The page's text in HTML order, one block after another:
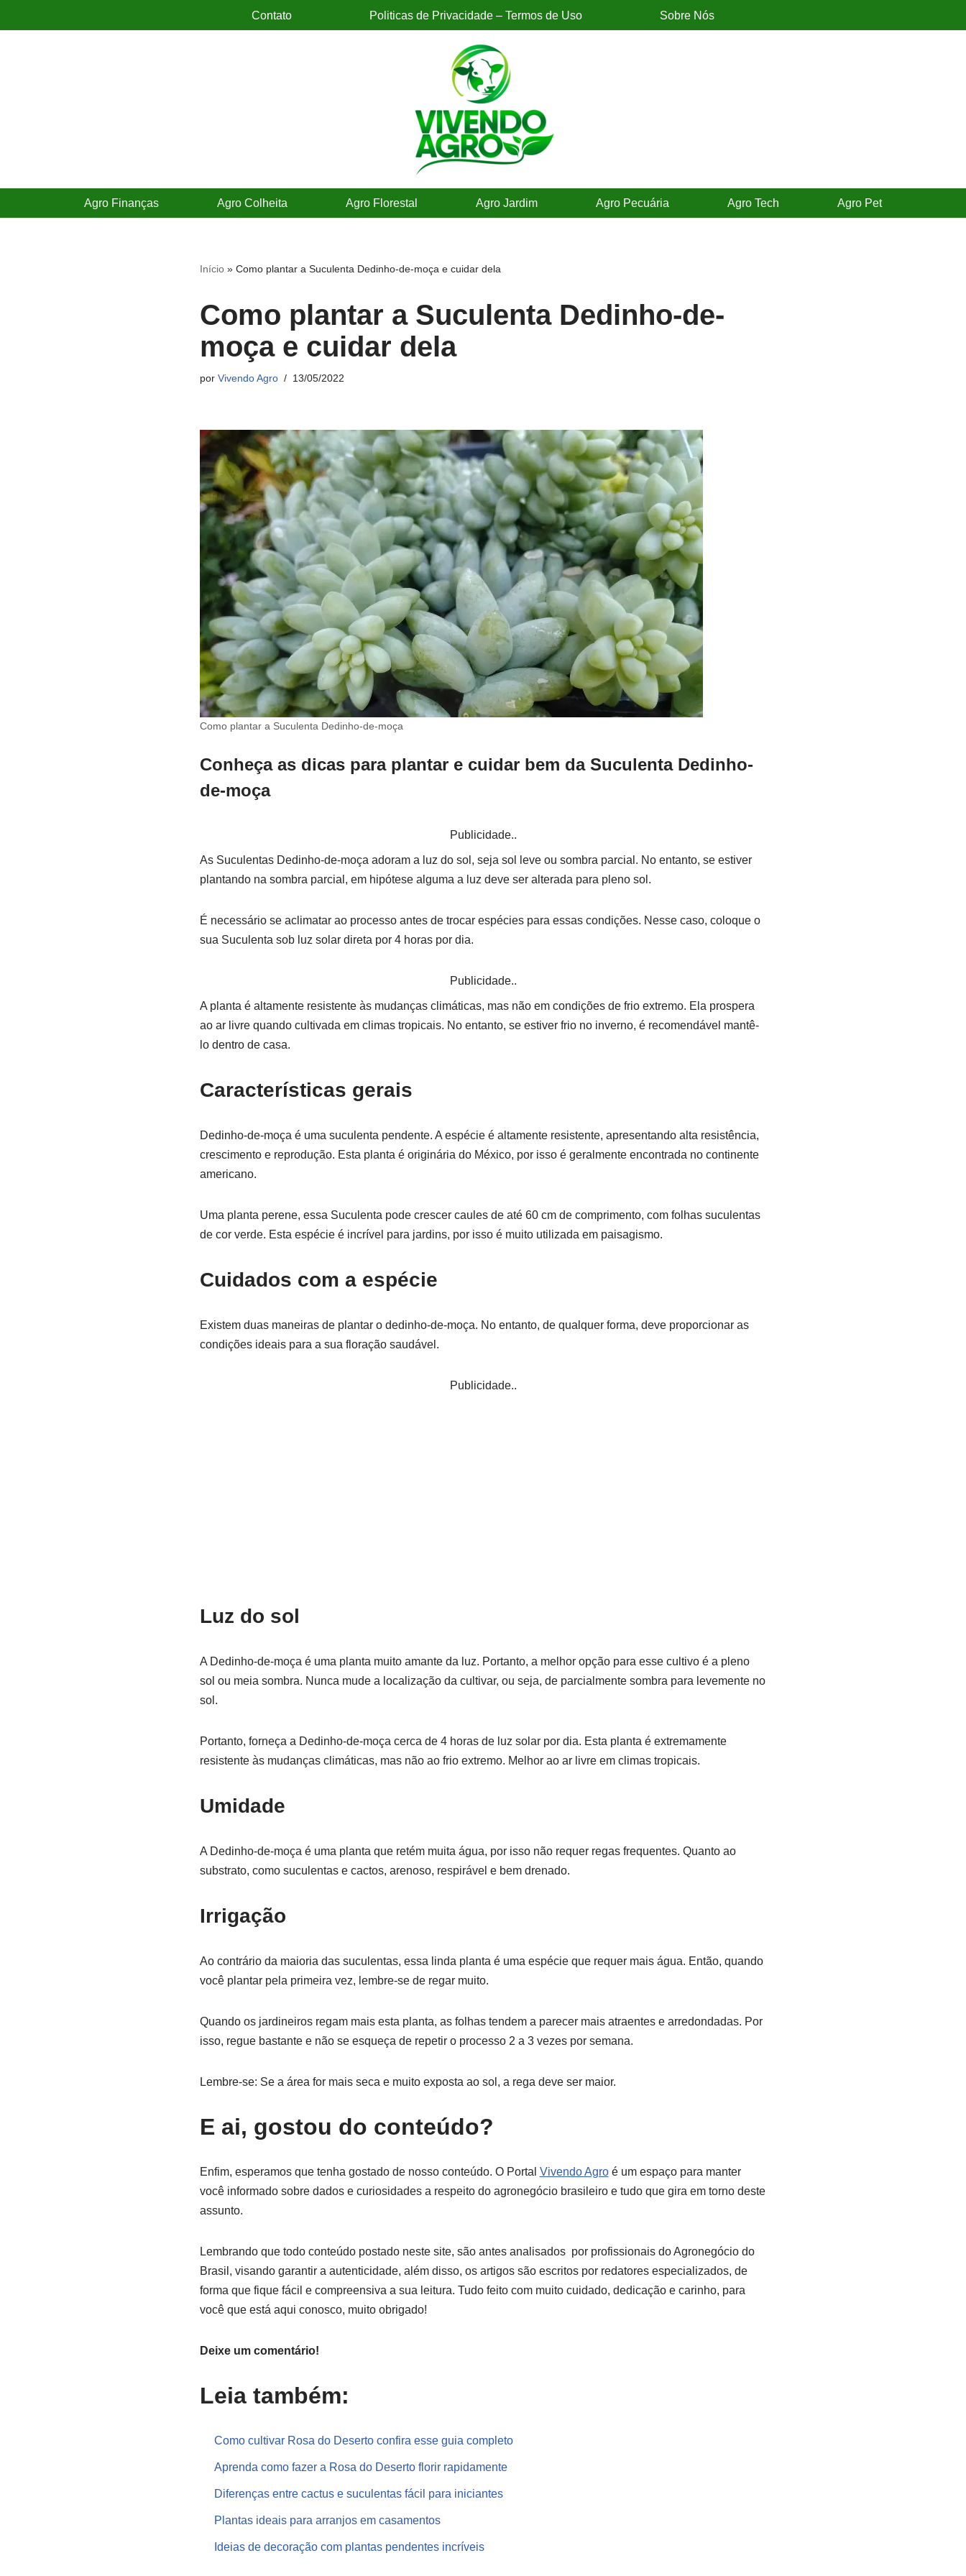
Contato Politicas de Privacidade – Termos de Uso Sobre Nós
Agro Finanças Agro Colheita Agro Florestal Agro Jardim Agro Pecuária Agro Tech Agro Pet
Início» Como plantar a Suculenta Dedinho-de-moça e cuidar dela
Como plantar a Suculenta Dedinho-de-
moça e cuidar dela
por Vivendo Agro 13/05/2022
Como plantar a Suculenta Dedinho-de-moça
Conheça as dicas para plantar e cuidar bem da Suculenta Dedinho-
de-moça
Publicidade..
As Suculentas Dedinho-de-moça adoram a luz do sol, seja sol leve ou sombra parcial. No entanto, se estiver
plantando na sombra parcial, em hipótese alguma a luz deve ser alterada para pleno sol.
É necessário se aclimatar ao processo antes de trocar espécies para essas condições. Nesse caso, coloque o
sua Suculenta sob luz solar direta por 4 horas por dia.
Publicidade..
A planta é altamente resistente às mudanças climáticas, mas não em condições de frio extremo. Ela prospera
ao ar livre quando cultivada em climas tropicais. No entanto, se estiver frio no inverno, é recomendável mantê-
lo dentro de casa.
Características gerais
Dedinho-de-moça é uma suculenta pendente. A espécie é altamente resistente, apresentando alta resistência,
crescimento e reprodução. Esta planta é originária do México, por isso é geralmente encontrada no continente
americano.
Uma planta perene, essa Suculenta pode crescer caules de até 60 cm de comprimento, com folhas suculentas
de cor verde. Esta espécie é incrível para jardins, por isso é muito utilizada em paisagismo.
Cuidados com a espécie
Existem duas maneiras de plantar o dedinho-de-moça. No entanto, de qualquer forma, deve proporcionar as
condições ideais para a sua floração saudável.
Publicidade..
Luz do sol
A Dedinho-de-moça é uma planta muito amante da luz. Portanto, a melhor opção para esse cultivo é a pleno
sol ou meia sombra. Nunca mude a localização da cultivar, ou seja, de parcialmente sombra para levemente no
sol.
Portanto, forneça a Dedinho-de-moça cerca de 4 horas de luz solar por dia. Esta planta é extremamente
resistente às mudanças climáticas, mas não ao frio extremo. Melhor ao ar livre em climas tropicais.
Umidade
A Dedinho-de-moça é uma planta que retém muita água, por isso não requer regas frequentes. Quanto ao
substrato, como suculentas e cactos, arenoso, respirável e bem drenado.
Irrigação
Ao contrário da maioria das suculentas, essa linda planta é uma espécie que requer mais água. Então, quando
você plantar pela primeira vez, lembre-se de regar muito.
Quando os jardineiros regam mais esta planta, as folhas tendem a parecer mais atraentes e arredondadas. Por
isso, regue bastante e não se esqueça de repetir o processo 2 a 3 vezes por semana.
Lembre-se: Se a área for mais seca e muito exposta ao sol, a rega deve ser maior.
E ai, gostou do conteúdo?
Enfim, esperamos que tenha gostado de nosso conteúdo. O Portal Vivendo Agroé um espaço para manter
você informado sobre dados e curiosidades a respeito do agronegócio brasileiro e tudo que gira em torno deste
assunto.
Lembrando que todo conteúdo postado neste site, são antes analisados por profissionais do Agronegócio do
Brasil, visando garantir a autenticidade, além disso, os artigos são escritos por redatores especializados, de
forma que fique fácil e compreensiva a sua leitura. Tudo feito com muito cuidado, dedicação e carinho, para
você que está aqui conosco, muito obrigado!
Deixe um comentário!
Leia também:
Como cultivar Rosa do Deserto confira esse guia completo
Aprenda como fazer a Rosa do Deserto florir rapidamente
Diferenças entre cactus e suculentas fácil para iniciantes
Plantas ideais para arranjos em casamentos
Ideias de decoração com plantas pendentes incríveis